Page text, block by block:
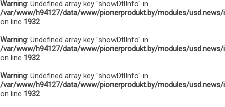
Warning: Undefined array key "showDtlInfo" in
/var/www/h94127/data/www/pionerprodukt.by/modules/usd.news/
on line 1932
Warning: Undefined array key "showDtlInfo" in
/var/www/h94127/data/www/pionerprodukt.by/modules/usd.news/
on line 1932
Warning: Undefined array key "showDtlInfo" in
/var/www/h94127/data/www/pionerprodukt.by/modules/usd.news/
on line 1932